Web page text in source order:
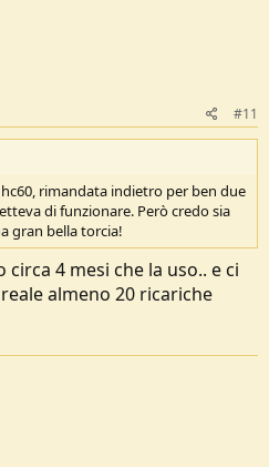
#11
rimandata indietro per ben due
di funzionare. Però credo sia
gran bella torcia!
4 mesi che la uso.. e ci
almeno 20 ricariche